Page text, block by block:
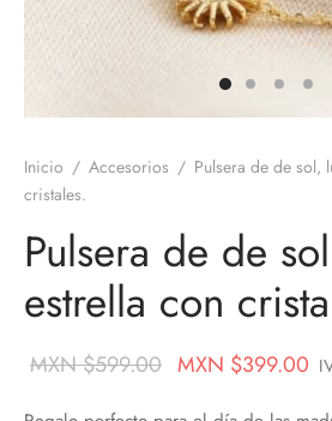
Inicio / Accesorios / Pulsera de de sol,
cristales.
Pulsera de de
estrella con
MXN $599.00 Original
MXN $399.00
aromáticos
aromáticas